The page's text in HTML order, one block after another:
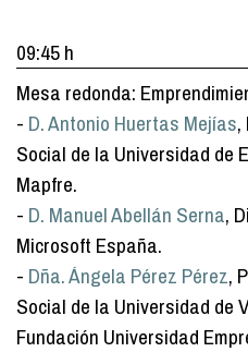
09:45 h
Mesa redonda:
- D. Antonio Huertas Mejías,
Social de la Universidad de
Mapfre.
- D. Manuel Abellán Serna,
Microsoft España.
- Dña. Ángela Pérez Pérez,
Social de la Universidad de
Fundación Universidad